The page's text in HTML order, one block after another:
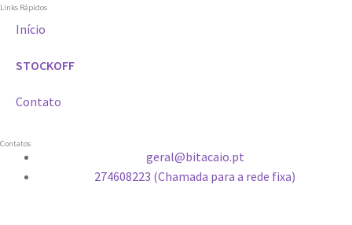
Links Rápidos
Início
STOCKOFF
Contato
Contatos
geral@bitacaio.pt
274608223 (Chamada para a rede fixa)